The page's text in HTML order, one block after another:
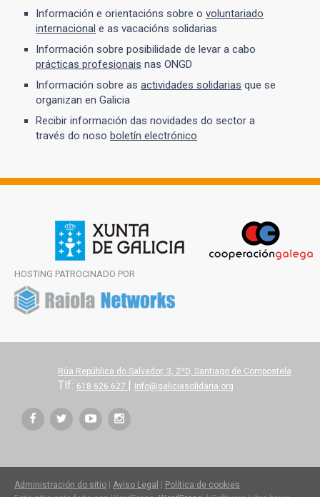
Información e orientacións sobre o voluntariado
internacional e as vacacións solidarias
Información sobre posibilidade de levar a cabo
prácticas profesionais nas ONGD
Información sobre as actividades solidarias que se
organizan en Galicia
Recibir información das novidades do sector a
través do noso boletín electrónico
HOSTING PATROCINADO POR
Rúa República do Salvador, 3, 2ºD, Santiago de Compostela
Tlf: 618 626 627 | info@galiciasolidaria.org
Administración do sitio | Aviso Legal | Política de cookies